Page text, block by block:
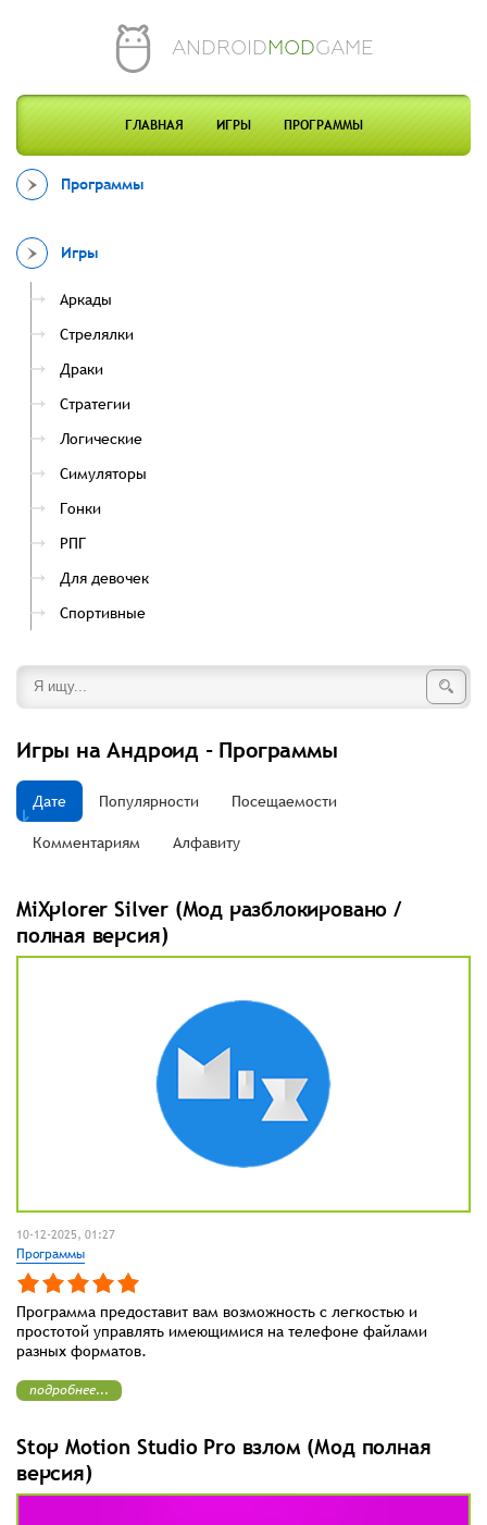
ANDROIDMODGAME
ГЛАВНАЯ ИГРЫ ПРОГРАММЫ
Программы
Игры
Аркады
Стрелялки
Драки
Стратегии
Логические
Симуляторы
Гонки
РПГ
Для девочек
Спортивные
Игры на Андроид - Программы
Дате Популярности Посещаемости
Комментариям Алфавиту
10-12-2025, 01:27
MiXplorer Silver (Мод разблокировано /
полная версия)
Программы
Программа предоставит вам возможность с легкостью и
простотой управлять имеющимися на телефоне файлами
разных форматов.
подробнее...
Stop Motion Studio Pro взлом (Мод полная
версия)